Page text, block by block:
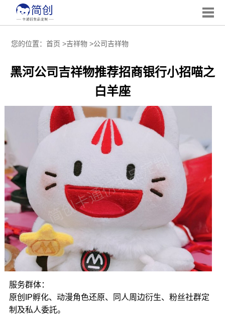
您的位置： 首页 >吉祥物>公司吉祥物
黑河公司吉祥物推荐招商银行小招喵之
白羊座
服务群体：
原创IP孵化、动漫角色还原、同人周边衍生、粉丝社群定
制及私人委託。